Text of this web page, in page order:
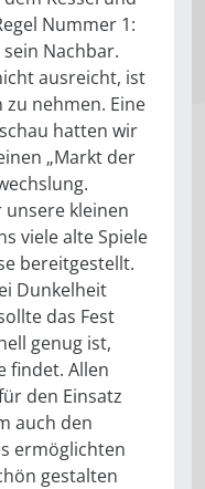
Nummer 1:
Nachbar.
ausreicht, ist
nehmen. Eine
hatten wir
„Markt der
kleinen
viele alte Spiele
bereitgestellt.
Dunkelheit
das Fest
genug ist,
findet. Allen
den Einsatz
auch den
ermöglichten
gestalten